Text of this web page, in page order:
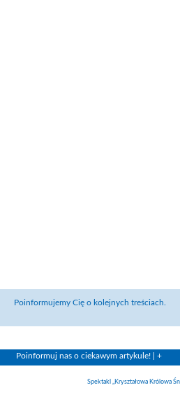
Poinformujemy Cię o kolejnych treściach.
Poinformuj nas o ciekawym artykule! | +
Spektakl „Kryształowa Królowa